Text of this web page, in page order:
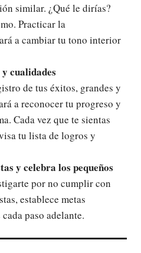
similar. ¿Qué le dirías?
Practicar la
a cambiar tu tono interior
cualidades
de tus éxitos, grandes y
a reconocer tu progreso y
Cada vez que te sientas
tu lista de logros y
y celebra los pequeños
por no cumplir con
establece metas
paso adelante.